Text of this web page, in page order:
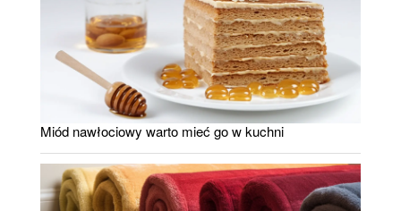
Miód nawłociowy warto mieć go w kuchni